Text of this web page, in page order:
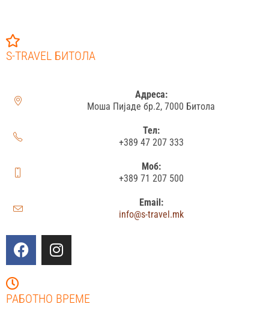
S-TRAVEL БИТОЛА
Адреса:
Моша Пијаде бр.2, 7000 Битола
Тел:
+389 47 207 333
Моб:
+389 71 207 500
Email:
info@s-travel.mk
РАБОТНО ВРЕМЕ